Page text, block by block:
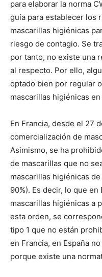
para elaborar la norma
guía para establecer los
mascarillas higiénicas
riesgo de contagio. Se
por tanto, no existe una
al respecto. Por ello,
optado bien por regular
mascarillas higiénicas
En Francia, desde el 27
comercialización de
Asimismo, se ha
de mascarillas que no
mascarillas higiénicas
90%). Es decir, lo que
mascarillas higiénicas a
esta orden, se
tipo 1 que no están
en Francia, en España
porque existe una